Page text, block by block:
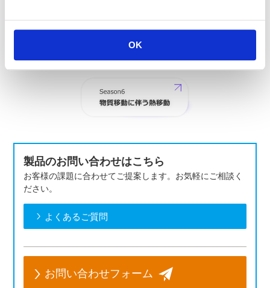
OK
製品のお問い合わせはこちら
お客様の課題に合わせてご提案します。お気軽にご相談く
ださい。
よくあるご質問
お問い合わせフォーム